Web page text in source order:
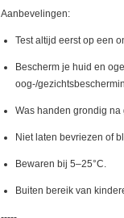
Aanbevelingen:
Test altijd eerst op een
Bescherm je huid en
oog-/
Was handen grondig na
Niet laten bevriezen of
Bewaren bij 5–25°C.
Buiten bereik van